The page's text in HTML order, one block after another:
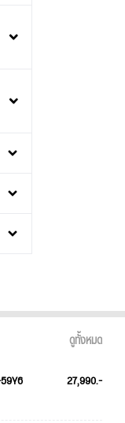
ดูทั้งหมด
27,990.-